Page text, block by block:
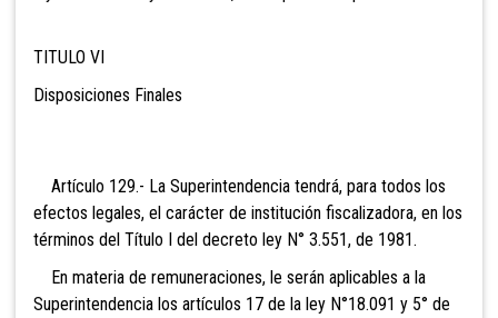
TITULO VI
Disposiciones Finales
Artículo 129.- La Superintendencia tendrá, para todos los
efectos legales, el carácter de institución fiscalizadora, en los
términos del Título I del decreto ley N° 3.551, de 1981.
En materia de remuneraciones, le serán aplicables a la
Superintendencia los artículos 17 de la ley N°18.091 y 5° de